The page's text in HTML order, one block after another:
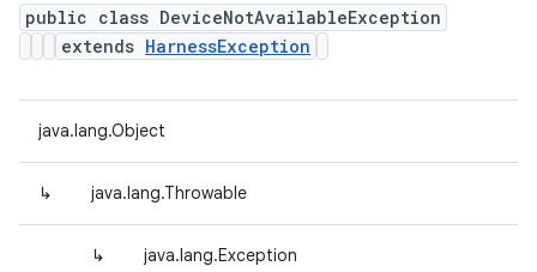
public class DeviceNotAvailableException
extends HarnessException
java.lang.Object
↳ java.lang.Throwable
↳ java.lang.Exception